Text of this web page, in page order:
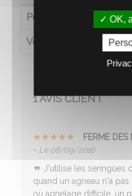
Poids (en kg) 0.122
Volume (en L) 0.06
1 AVIS CLIENT
FERME
- Le 08/09/2016
J'utilise les seringues
quand un agneau n'a
ou agnelage difficile, un
OK,